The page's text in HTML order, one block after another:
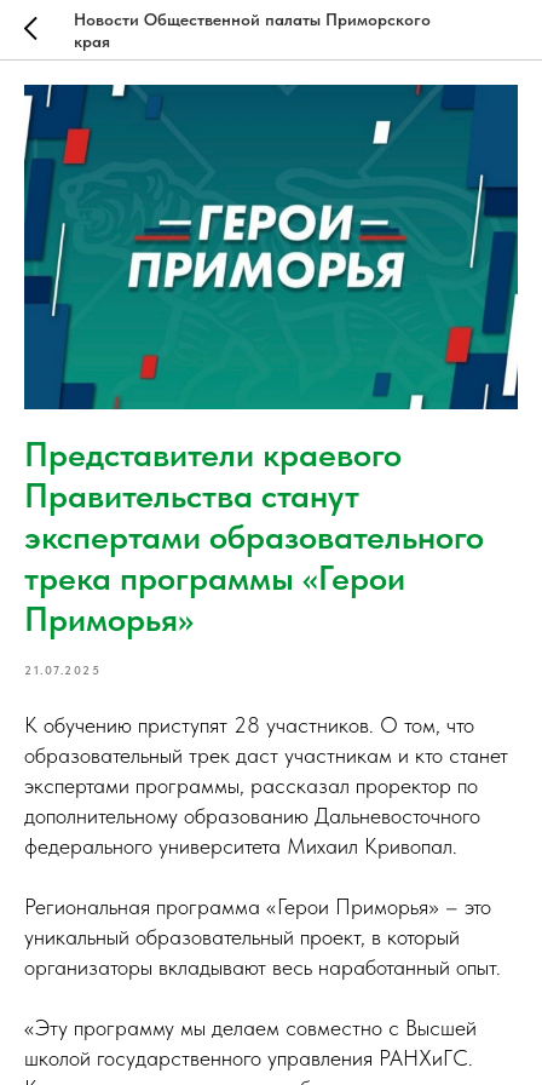
Новости Общественной палаты Приморского
края
Представители краевого
Правительства станут
экспертами образовательного
трека программы «Герои
Приморья»
21.07.2025
К обучению приступят 28 участников. О том, что
образовательный трек даст участникам и кто станет
экспертами программы, рассказал проректор по
дополнительному образованию Дальневосточного
федерального университета Михаил Кривопал.
Региональная программа «Герои Приморья» – это
уникальный образовательный проект, в который
организаторы вкладывают весь наработанный опыт.
«Эту программу мы делаем совместно с Высшей
школой государственного управления РАНХиГС.